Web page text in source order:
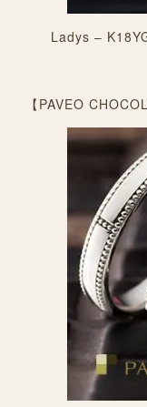
Ladys –
【PAVEO